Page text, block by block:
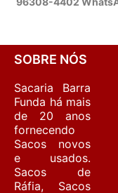
SOBRE NÓS
Sacaria Barra
Funda há mais
de 20 anos
fornecendo
Sacos novos
e usados.
Sacos de
Ráfia, Sacos